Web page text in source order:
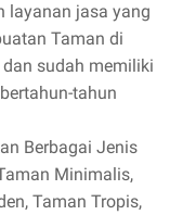
layanan jasa yang
Taman di
sudah memiliki
tahun
Berbagai Jenis
Minimalis,
Taman Tropis,